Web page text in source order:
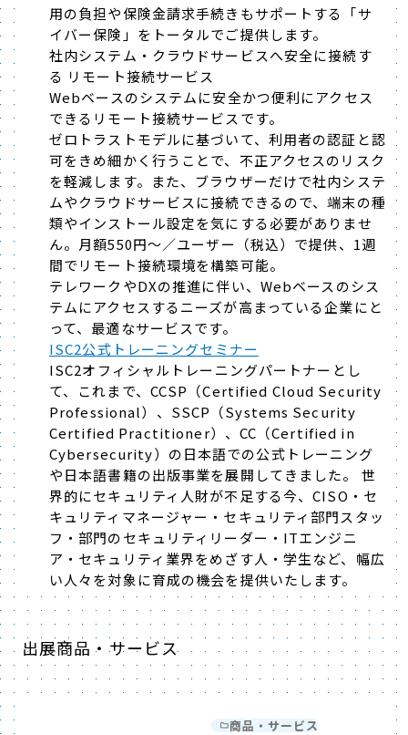
用の負担や保険金請求手続きもサポートする「サ
イバー保険」をトータルでご提供します。
社内システム・クラウドサービスへ安全に接続す
る リモート接続サービス
Webベースのシステムに安全かつ便利にアクセス
できるリモート接続サービスです。
ゼロトラストモデルに基づいて、利用者の認証と認
可をきめ細かく行うことで、不正アクセスのリスク
を軽減します。また、ブラウザーだけで社内システ
ムやクラウドサービスに接続できるので、端末の種
類やインストール設定を気にする必要がありませ
ん。月額550円～／ユーザー（税込）で提供、1週
間でリモート接続環境を構築可能。
テレワークやDXの推進に伴い、Webベースのシス
テムにアクセスするニーズが高まっている企業にと
って、最適なサービスです。
ISC2公式トレーニングセミナー
ISC2オフィシャルトレーニングパートナーとし
て、これまで、CCSP（Certified Cloud Security
Professional）、SSCP（Systems Security
Certified Practitioner）、CC（Certified in
Cybersecurity）の日本語での公式トレーニング
や日本語書籍の出版事業を展開してきました。 世
界的にセキュリティ人財が不足する今、CISO・セ
キュリティマネージャー・セキュリティ部門スタッ
フ・部門のセキュリティリーダー・ITエンジニ
ア・セキュリティ業界をめざす人・学生など、幅広
い人々を対象に育成の機会を提供いたします。
出展商品・サービス
商品・サービス